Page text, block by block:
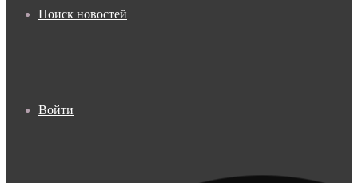
Поиск новостей
Войти